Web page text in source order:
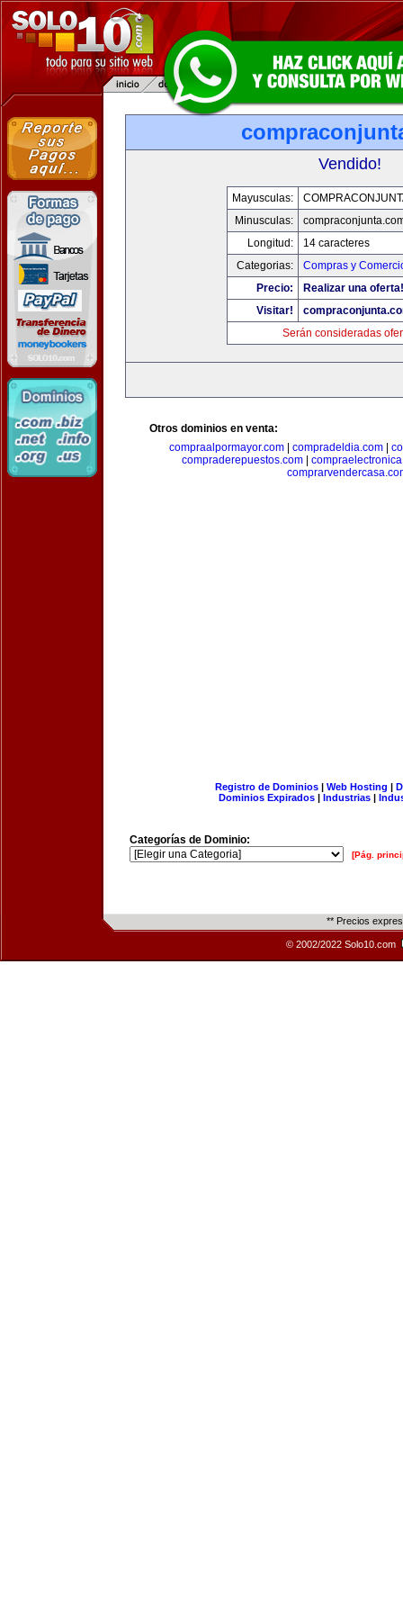
Vendido!
Mayusculas:
Minusculas:
Longitud:
14 caracteres
Categorias:
Compras y
Precio:
Realizar una oferta!
Visitar!
Serán consideradas
Otros dominios en venta:
compraalpormayor.com| compradeldia.com|
compraderepuestos.com|
Registro de Dominios| Web Hosting |
Dominios Expirados | Industrias |
Categorías de Dominio:
[Pág.
** Precios
© 2002/2022 Solo10.com